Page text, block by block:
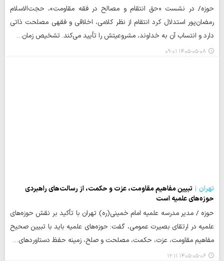
حوزه/ در نشست «حق انتقام و مصالح در فقه مقاومت»، حجت‌الاسلام
رمضان‌پور استدلال کرد انتقام از نظر کلامی، اخلاقی و فقهی مصلحت ذاتی
دارد و انتساب آن به خداوند، مشروعیتش را تأیید می‌کند. تشخیص زمان…
۱۴۰۵-۰۵-۰۸ ۰۹:۰۱
تهران
تبیین مفاهیم مقاومت، عزت و حکمت، از رسالت‌های راهبردی
حوزه‌های علمیه است
حوزه / مدیر مدرسه علمیه امام خمینی(ره) تهران با تأکید بر نقش حوزه‌های
علمیه در ارتقای بصیرت عمومی، گفت: حوزه‌های علمیه باید با تبیین صحیح
مفاهیم مقاومت، عزت، حکمت، مصلحت و صلح، زمینه حفظ دستاوردهای…
۱۴۰۵-۰۵-۰۶ ۱۲:۱۱